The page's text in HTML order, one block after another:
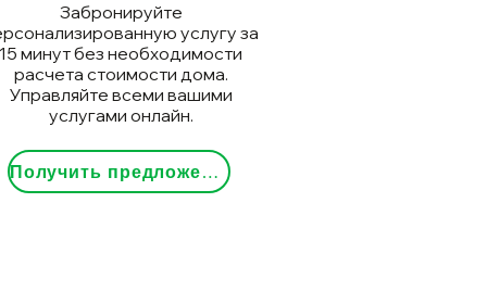
Забронируйте
услугу за
15 минут без необходимости
расчета стоимости дома.
Управляйте всеми вашими
услугами онлайн.
Получить предложение